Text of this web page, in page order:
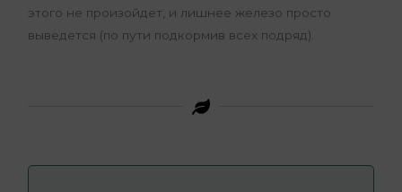
этого не произойдет, и лишнее железо просто
выведется (по пути подкормив всех подряд).